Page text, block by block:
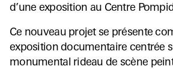
d’une exposition au Centre
Ce nouveau projet se présente
exposition documentaire centrée
monumental rideau de scène